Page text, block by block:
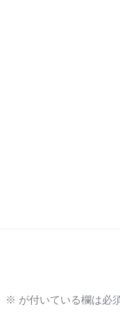
※ が付いている欄は必